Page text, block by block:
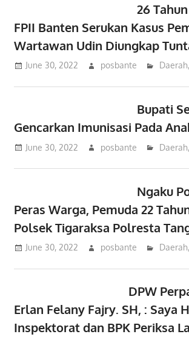
26
FPII Banten Serukan Kasus
Wartawan Udin Diungkap
June 30, 2022 posbante Daerah,
Bupati
Gencarkan Imunisasi Pada
June 30, 2022 posbante Daerah,
Ngaku
Peras Warga, Pemuda 22
Polsek Tigaraksa Polresta
June 30, 2022 posbante Daerah,
DPW
Erlan Felany Fajry. SH, : Saya
Inspektorat dan BPK Periksa